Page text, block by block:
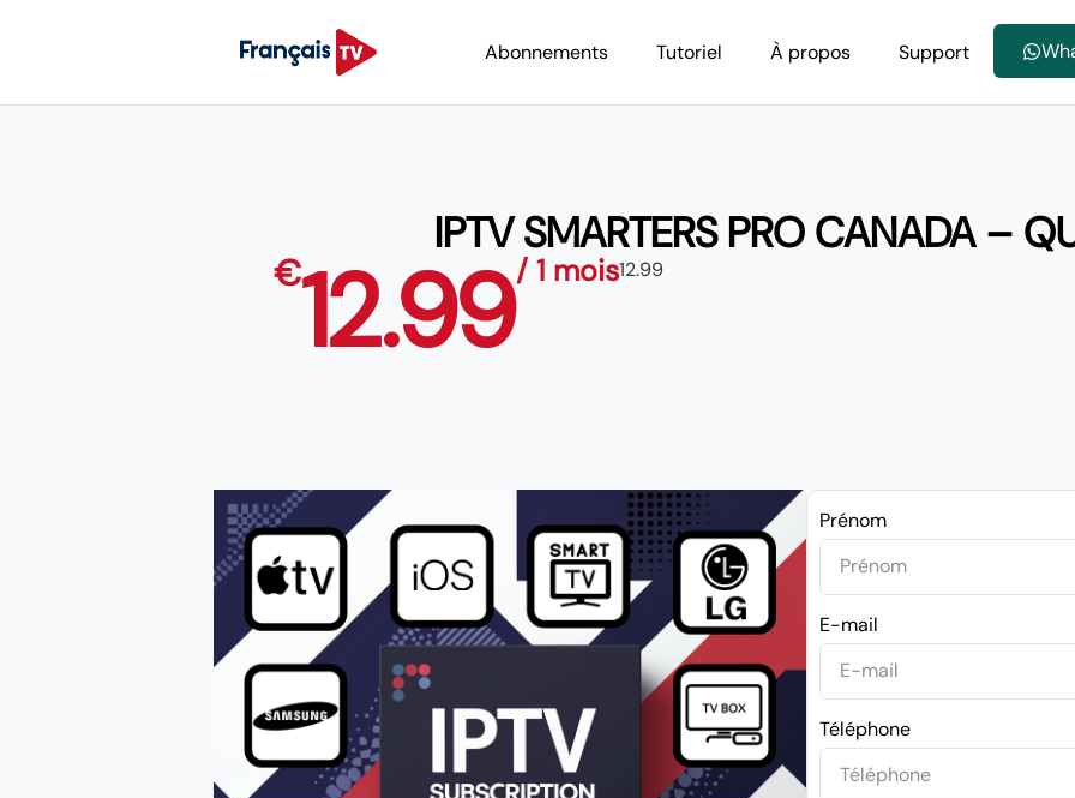
Abonnements Tutoriel À propos Support
IPTV SMARTERS PRO CANADA –
€12.99/ 1 mois12.99
Prénom
E-mail
Téléphone